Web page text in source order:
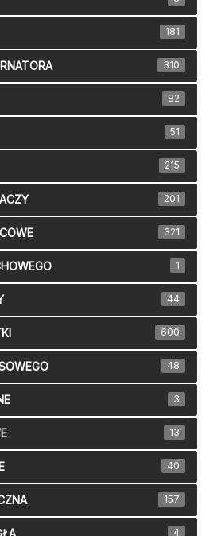
181
310
82
51
215
201
321
1
44
600
48
3
13
40
157
4